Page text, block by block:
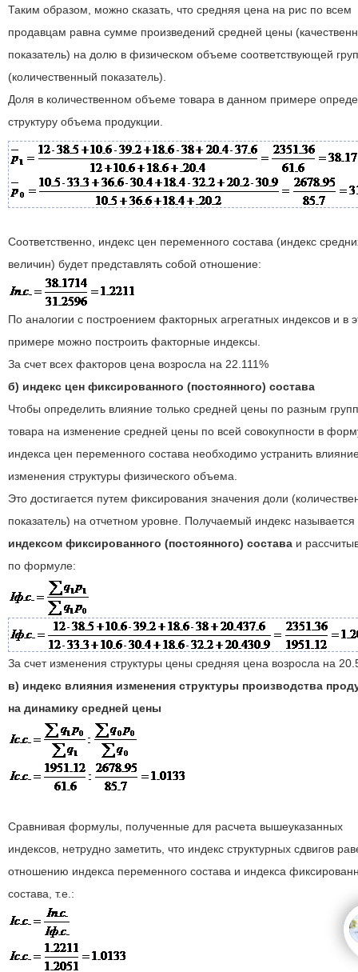
Таким образом, можно сказать, что средняя цена на рис по всем
продавцам равна сумме произведений средней цены
показатель) на долю в физическом объеме соответствующей
(количественный показатель).
Доля в количественном объеме товара в данном примере
структуру объема продукции.
Соответственно, индекс цен переменного состава (индекс
величин) будет представлять собой отношение:
По аналогии с построением факторных агрегатных индексов и в
примере можно построить факторные индексы.
За счет всех факторов цена возросла на 22.111%
б) индекс цен фиксированного (постоянного) состава
Чтобы определить влияние только средней цены по разным
товара на изменение средней цены по всей совокупности в
индекса цен переменного состава необходимо устранить
изменения структуры физического объема.
Это достигается путем фиксирования значения доли
показатель) на отчетном уровне. Получаемый индекс называется
индексом фиксированного (постоянного) состава и
по формуле:
За счет изменения структуры цены средняя цена возросла на
в) индекс влияния изменения структуры производства
на динамику средней цены
Сравнивая формулы, полученные для расчета вышеуказанных
индексов, нетрудно заметить, что индекс структурных сдвигов
отношению индекса переменного состава и индекса
состава, т.е.: